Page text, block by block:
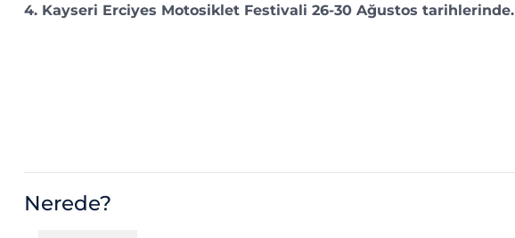
4. Kayseri Erciyes Motosiklet Festivali 26-30 Ağustos tarihlerinde.
Nerede?